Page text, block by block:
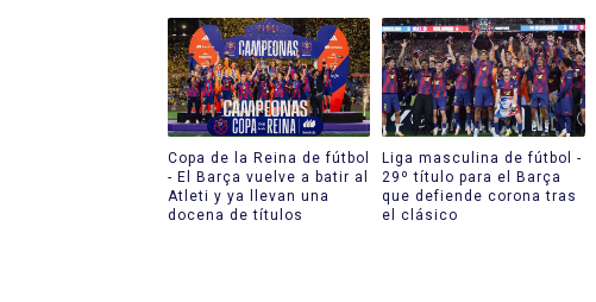
Copa de la Reina de fútbol
- El Barça vuelve a batir al
Atleti y ya llevan una
docena de títulos
Liga masculina de fútbol -
29º título para el Barça
que defiende corona tras
el clásico